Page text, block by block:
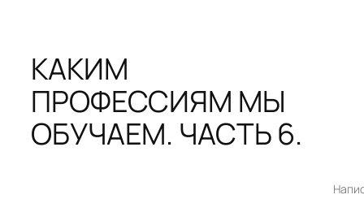
КАКИМ
ПРОФЕССИЯМ МЫ
ОБУЧАЕМ. ЧАСТЬ 6.